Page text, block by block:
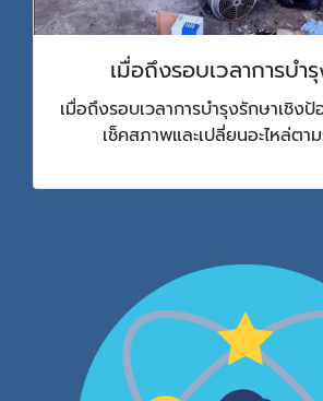
เมื่อถึงรอบเวลาการบำ
เมื่อถึงรอบเวลาการบำรุงรักษาเชิง
เช็คสภาพและเปลี่ยนอะไหล่ตาม